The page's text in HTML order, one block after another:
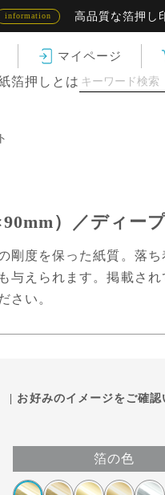
高品質な箔押し印刷を
マイページ
箔押しとは
）／ディー
剛度を保った紙質。落ち
与えられます。掲載され
さい。
| お好みのイメージをご確
箔の色